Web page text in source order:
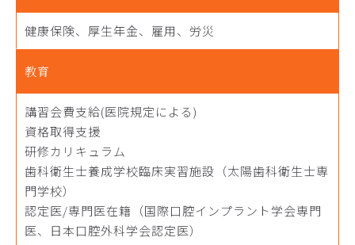
健康保険、厚生年金、雇用、労災
教育
講習会費支給(医院規定による)
資格取得支援
研修カリキュラム
歯科衛生士養成学校臨床実習施設（太陽歯科衛生士専
門学校）
認定医/専門医在籍（国際口腔インプラント学会専門
医、日本口腔外科学会認定医）